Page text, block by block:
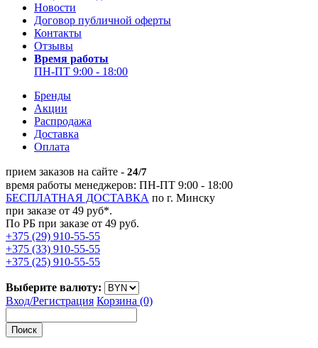
Новости
Договор публичной оферты
Контакты
Отзывы
Время работы
ПН-ПТ 9:00 - 18:00
Бренды
Акции
Распродажа
Доставка
Оплата
прием заказов на сайте - 24/7
время работы менеджеров: ПН-ПТ 9:00 - 18:00
БЕСПЛАТНАЯ ДОСТАВКА по г. Минску
при заказе от 49 руб*.
По РБ при заказе от 49 руб.
+375 (29) 910-55-55
+375 (33) 910-55-55
+375 (25) 910-55-55
Выберите валюту:
Вход/Регистрация Корзина (0)
Поиск